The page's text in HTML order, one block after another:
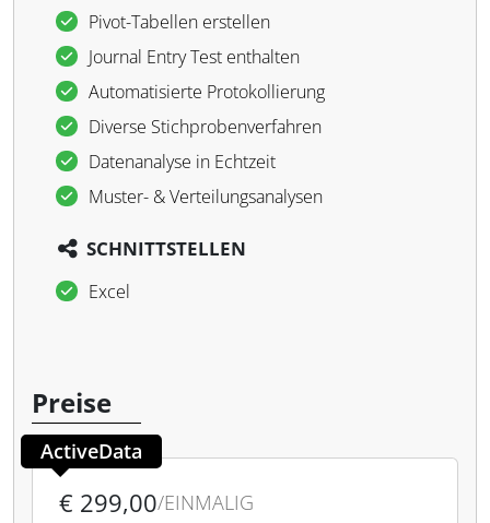
Pivot-Tabellen erstellen
Journal Entry Test enthalten
Automatisierte Protokollierung
Diverse Stichprobenverfahren
Datenanalyse in Echtzeit
Muster- & Verteilungsanalysen
SCHNITTSTELLEN
Excel
Preise
ActiveData
€ 299,00/EINMALIG